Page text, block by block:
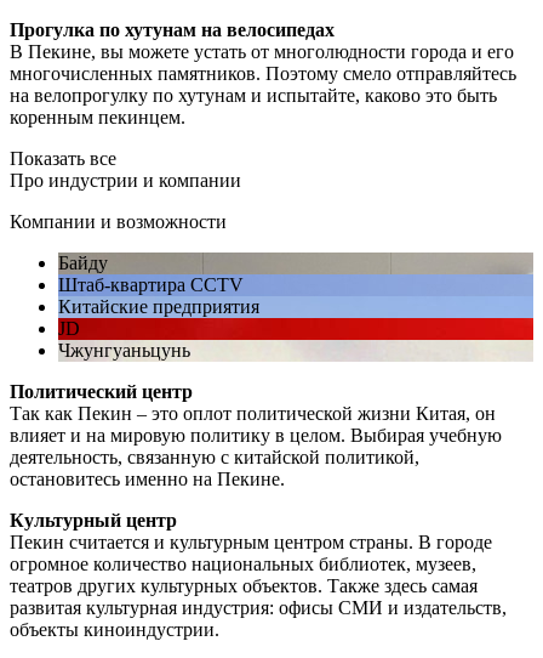
Прогулка по хутунам на велосипедах
В Пекине, вы можете устать от многолюдности города и его
многочисленных памятников. Поэтому смело отправляйтесь
на велопрогулку по хутунам и испытайте, каково это быть
коренным пекинцем.
Показать все
Про индустрии и компании
Компании и возможности
Байду
Штаб-квартира CCTV
Китайские предприятия
JD
Чжунгуаньцунь
Политический центр
Так как Пекин – это оплот политической жизни Китая, он
влияет и на мировую политику в целом. Выбирая учебную
деятельность, связанную с китайской политикой,
остановитесь именно на Пекине.
Культурный центр
Пекин считается и культурным центром страны. В городе
огромное количество национальных библиотек, музеев,
театров других культурных объектов. Также здесь самая
развитая культурная индустрия: офисы СМИ и издательств,
объекты киноиндустрии.